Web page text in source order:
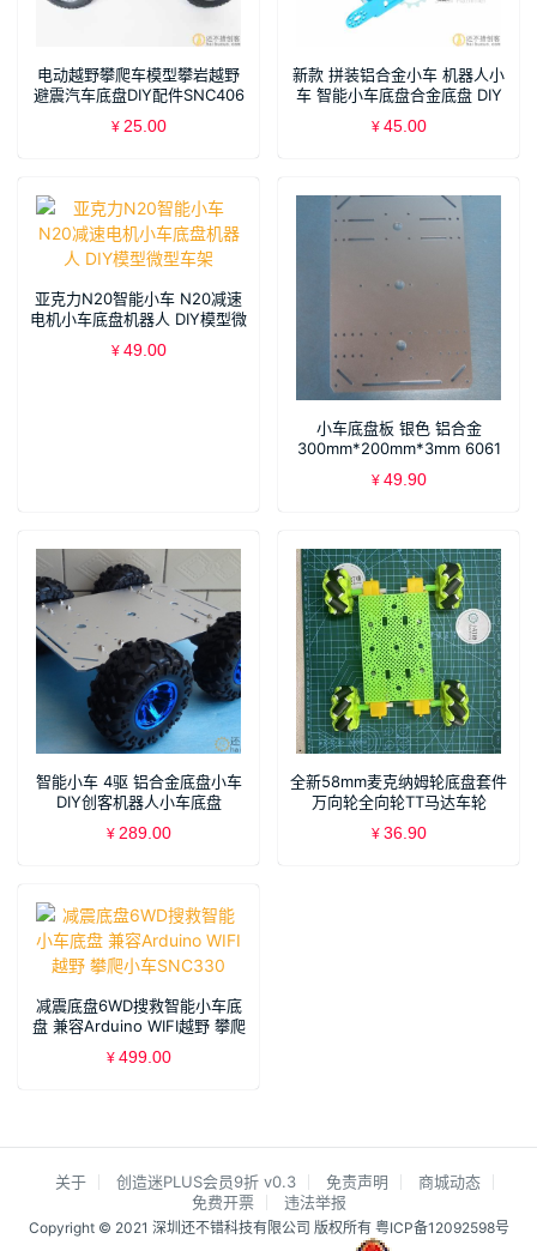
电动越野攀爬车模型攀岩越野
避震汽车底盘DIY配件SNC406
¥ 25.00
新款 拼装铝合金小车 机器人小
车 智能小车底盘合金底盘 DIY
SNC310
¥ 45.00
亚克力N20智能小车 N20减速
电机小车底盘机器人 DIY模型微
型车架
¥ 49.00
小车底盘板 银色 铝合金
300mm*200mm*3mm 6061
高强度铝合金SNC407
¥ 49.90
智能小车 4驱 铝合金底盘小车
DIY创客机器人小车底盘
SNC408
¥ 289.00
全新58mm麦克纳姆轮底盘套件
万向轮全向轮TT马达车轮
SNC409
¥ 36.90
减震底盘6WD搜救智能小车底
盘 兼容Arduino WIFI越野 攀爬
小车SNC330
¥ 499.00
关于 创造迷PLUS会员9折 v0.3 免责声明
商城动态
免费开票
违法举报
Copyright © 2021 深圳还不错科技有限公司 版权所有 粤ICP备12092598号